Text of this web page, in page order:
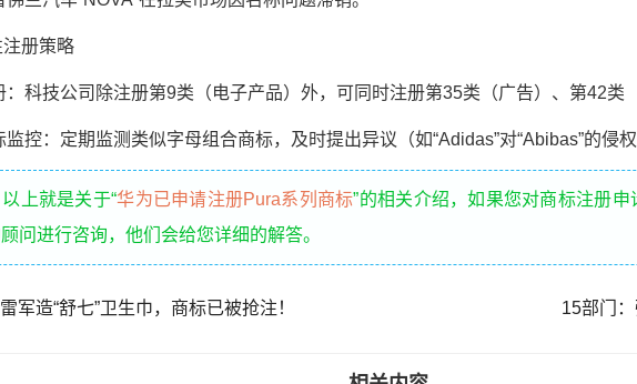
册策略
技公司除注册第9类（电子产品）外，可同时注册第35类（广告）、第42类
：定期监测类似字母组合商标，及时提出异议（如“Adidas”对“Abibas”的侵
上就是关于“华为已申请注册Pura系列商标”的相关介绍，如果您对商标注册
问进行咨询，他们会给您详细的解答。
军造“舒七”卫生巾，商标已被抢注！ 15部门